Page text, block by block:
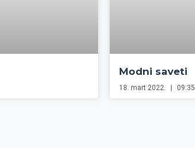
Modni saveti
18. mart 2022. 09:35